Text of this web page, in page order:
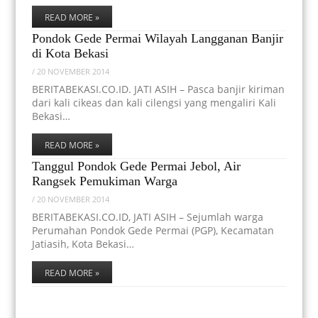
READ MORE »
Pondok Gede Permai Wilayah Langganan Banjir
di Kota Bekasi
/ 20 NOVEMBER 2014
BERITABEKASI.CO.ID. JATI ASIH – Pasca banjir kiriman
dari kali cikeas dan kali cilengsi yang mengaliri Kali
Bekasi…
READ MORE »
Tanggul Pondok Gede Permai Jebol, Air
Rangsek Pemukiman Warga
/ 20 NOVEMBER 2014
BERITABEKASI.CO.ID, JATI ASIH – Sejumlah warga
Perumahan Pondok Gede Permai (PGP), Kecamatan
Jatiasih, Kota Bekasi…
READ MORE »